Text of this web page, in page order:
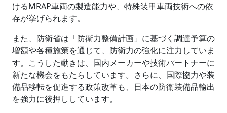
けるMRAP車両の製造能力や、特殊装甲車両技術への依
存が挙げられます。
また、防衛省は「防衛力整備計画」に基づく調達予算の
増額や各種施策を通じて、防衛力の強化に注力していま
す。こうした動きは、国内メーカーや技術パートナーに
新たな機会をもたらしています。さらに、国際協力や装
備品移転を促進する政策改革も、日本の防衛装備品輸出
を強力に後押ししています。